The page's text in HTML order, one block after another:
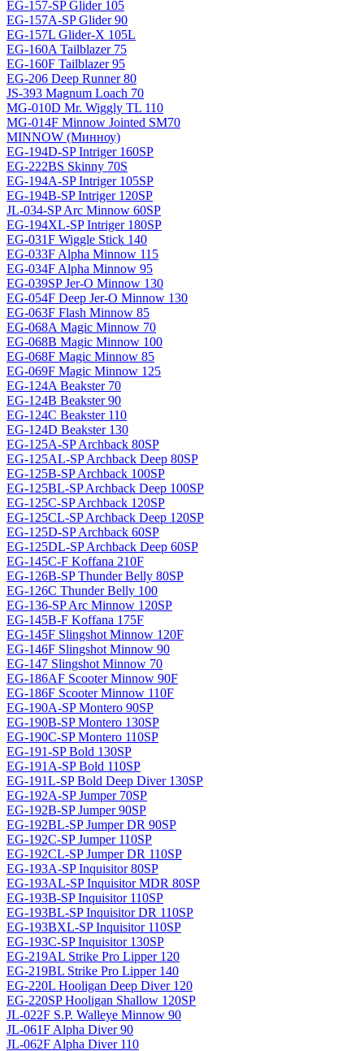
EG-157-SP Glider 105
EG-157A-SP Glider 90
EG-157L Glider-X 105L
EG-160A Tailblazer 75
EG-160F Tailblazer 95
EG-206 Deep Runner 80
JS-393 Magnum Loach 70
MG-010D Mr. Wiggly TL 110
MG-014F Minnow Jointed SM70
MINNOW (Минноу)
EG-194D-SP Intriger 160SP
EG-222BS Skinny 70S
EG-194A-SP Intriger 105SP
EG-194B-SP Intriger 120SP
JL-034-SP Arc Minnow 60SP
EG-194XL-SP Intriger 180SP
EG-031F Wiggle Stick 140
EG-033F Alpha Minnow 115
EG-034F Alpha Minnow 95
EG-039SP Jer-O Minnow 130
EG-054F Deep Jer-O Minnow 130
EG-063F Flash Minnow 85
EG-068A Magic Minnow 70
EG-068B Magic Minnow 100
EG-068F Magic Minnow 85
EG-069F Magiс Minnow 125
EG-124A Beakster 70
EG-124B Beakster 90
EG-124C Beakster 110
EG-124D Beakster 130
EG-125A-SP Archback 80SP
EG-125AL-SP Archback Deep 80SP
EG-125B-SP Archback 100SP
EG-125BL-SP Archback Deep 100SP
EG-125C-SP Archback 120SP
EG-125CL-SP Archback Deep 120SP
EG-125D-SP Archback 60SP
EG-125DL-SP Archback Deep 60SP
EG-145C-F Koffana 210F
EG-126B-SP Thunder Belly 80SP
EG-126C Thunder Belly 100
EG-136-SP Arc Minnow 120SP
EG-145B-F Koffana 175F
EG-145F Slingshot Minnow 120F
EG-146F Slingshot Minnow 90
EG-147 Slingshot Minnow 70
EG-186AF Scooter Minnow 90F
EG-186F Scooter Minnow 110F
EG-190A-SP Montero 90SP
EG-190B-SP Montero 130SP
EG-190C-SP Montero 110SP
EG-191-SP Bold 130SP
EG-191A-SP Bold 110SP
EG-191L-SP Bold Deep Diver 130SP
EG-192A-SP Jumper 70SP
EG-192B-SP Jumper 90SP
EG-192BL-SP Jumper DR 90SP
EG-192C-SP Jumper 110SP
EG-192CL-SP Jumper DR 110SP
EG-193A-SP Inquisitor 80SP
EG-193AL-SP Inquisitor MDR 80SP
EG-193B-SP Inquisitor 110SP
EG-193BL-SP Inquisitor DR 110SP
EG-193BXL-SP Inquisitor 110SP
EG-193C-SP Inquisitor 130SP
EG-219AL Strike Pro Lipper 120
EG-219BL Strike Pro Lipper 140
EG-220L Hooligan Deep Diver 120
EG-220SP Hooligan Shallow 120SP
JL-022F S.P. Walleye Minnow 90
JL-061F Alpha Diver 90
JL-062F Alpha Diver 110